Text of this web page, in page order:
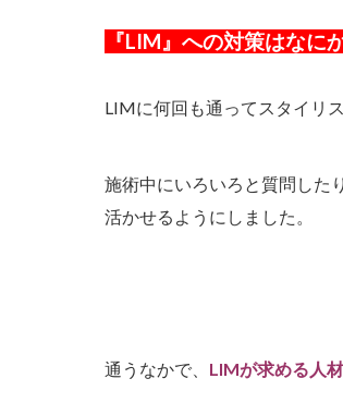
『LIM』への対策はなに
LIMに何回も通ってスタイリ
施術中にいろいろと質問した
活かせるようにしました。
通うなかで、 LIMが求める人材